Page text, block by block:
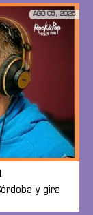
AGO 05, 2026
y gira